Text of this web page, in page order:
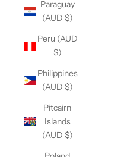
Paraguay
(AUD $)
Peru (AUD
$)
Philippines
(AUD $)
Pitcairn
Islands
(AUD $)